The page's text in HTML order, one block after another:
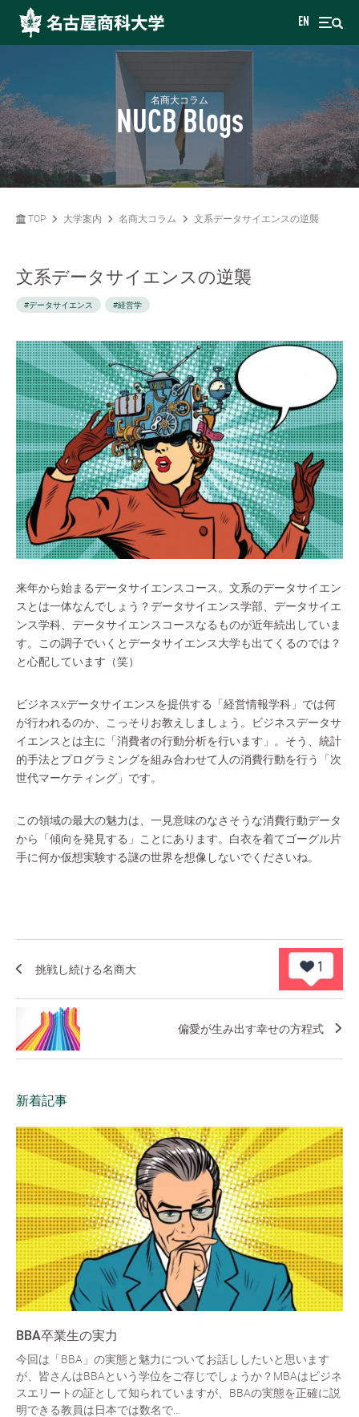
EN
名商大コラム
NUCB Blogs
TOP 大学案内 名商大コラム 文系データサイエンスの逆襲
文系データサイエンスの逆襲
#データサイエンス #経営学
来年から始まるデータサイエンスコース。文系のデータサイエン
スとは一体なんでしょう？データサイエンス学部、データサイエ
ンス学科、データサイエンスコースなるものが近年続出していま
す。この調子でいくとデータサイエンス大学も出てくるのでは？
と心配しています（笑）
ビジネスxデータサイエンスを提供する「経営情報学科」では何
が行われるのか、こっそりお教えしましょう。ビジネスデータサ
イエンスとは主に「消費者の行動分析を行います」。そう、統計
的手法とプログラミングを組み合わせて人の消費行動を行う「次
世代マーケティング」です。
この領域の最大の魅力は、一見意味のなさそうな消費行動データ
から「傾向を発見する」ことにあります。白衣を着てゴーグル片
手に何か仮想実験する謎の世界を想像しないでくださいね。
挑戦し続ける名商大
偏愛が生み出す幸せの方程式
新着記事
BBA卒業生の実力
今回は「BBA」の実態と魅力についてお話ししたいと思います
が、皆さんはBBAという学位をご存じでしょうか？MBAはビジネ
スエリートの証として知られていますが、BBAの実態を正確に説
明できる教員は日本では数名で...